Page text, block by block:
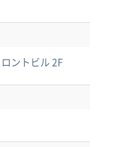
ントビル 2F